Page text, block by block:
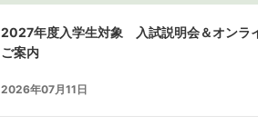
2027年度入学生対象 入試説明会＆オンラ
ご案内
2026年07月11日